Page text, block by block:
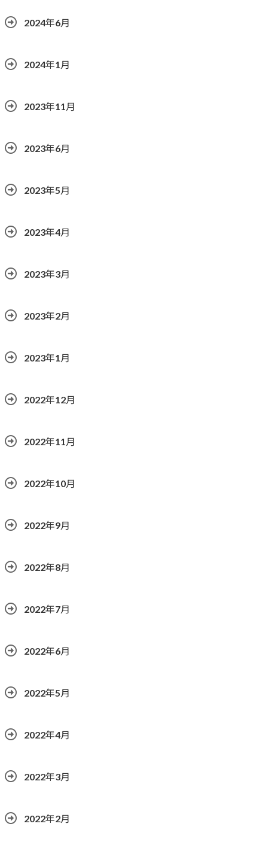
2024年6月
2024年1月
2023年11月
2023年6月
2023年5月
2023年4月
2023年3月
2023年2月
2023年1月
2022年12月
2022年11月
2022年10月
2022年9月
2022年8月
2022年7月
2022年6月
2022年5月
2022年4月
2022年3月
2022年2月